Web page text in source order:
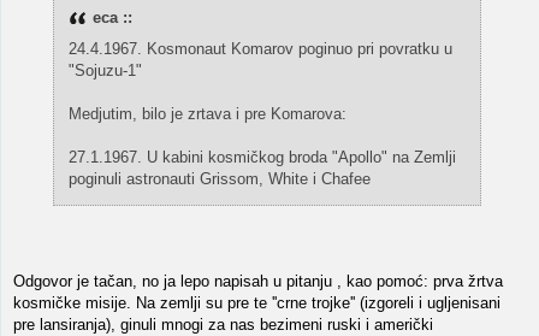
eca ::
24.4.1967. Kosmonaut Komarov poginuo pri povratku u
"Sojuzu-1"
Medjutim, bilo je zrtava i pre Komarova:
27.1.1967. U kabini kosmičkog broda "Apollo" na Zemlji
poginuli astronauti Grissom, White i Chafee
Odgovor je tačan, no ja lepo napisah u pitanju , kao pomoć: prva žrtva
kosmičke misije. Na zemlji su pre te ''crne trojke'' (izgoreli i ugljenisani
pre lansiranja), ginuli mnogi za nas bezimeni ruski i američki